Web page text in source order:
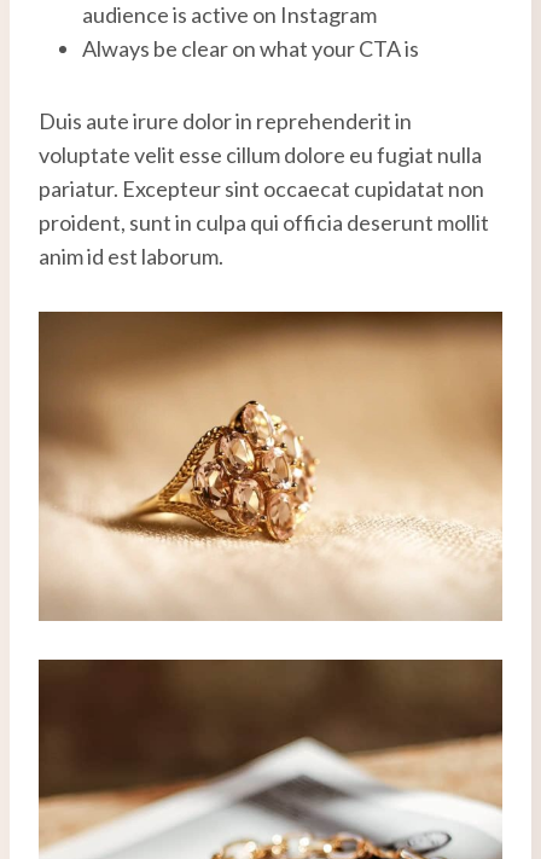
audience is active on Instagram
Always be clear on what your CTA is
Duis aute irure dolor in reprehenderit in
voluptate velit esse cillum dolore eu fugiat nulla
pariatur. Excepteur sint occaecat cupidatat non
proident, sunt in culpa qui officia deserunt mollit
anim id est laborum.